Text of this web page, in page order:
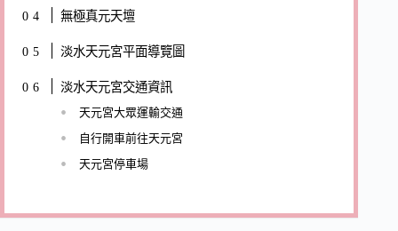
無極真元天壇
淡水天元宮平面導覽圖
淡水天元宮交通資訊
天元宮大眾運輸交通
自行開車前往天元宮
天元宮停車場